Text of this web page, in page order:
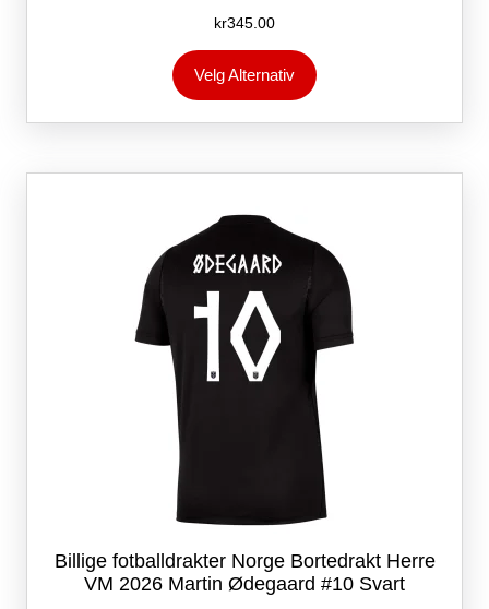
Vurdert
5.00
av 5
kr345.00
Velg Alternativ
produktet
flere
Alternativene
på
produktsiden
Billige fotballdrakter Norge Bortedrakt Herre
VM 2026 Martin Ødegaard #10 Svart